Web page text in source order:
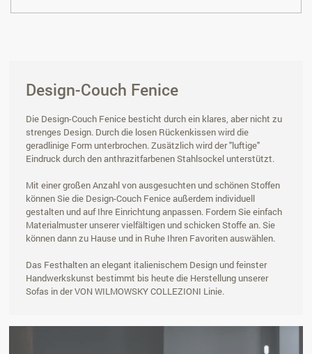
Design-Couch Fenice
Die Design-Couch Fenice besticht durch ein klares, aber nicht zu
strenges Design. Durch die losen Rückenkissen wird die
geradlinige Form unterbrochen. Zusätzlich wird der "luftige"
Eindruck durch den anthrazitfarbenen Stahlsockel unterstützt.
Mit einer großen Anzahl von ausgesuchten und schönen Stoffen
können Sie die Design-Couch Fenice außerdem individuell
gestalten und auf Ihre Einrichtung anpassen. Fordern Sie einfach
Materialmuster unserer vielfältigen und schicken Stoffe an. Sie
können dann zu Hause und in Ruhe Ihren Favoriten auswählen.
Das Festhalten an elegant italienischem Design und feinster
Handwerkskunst bestimmt bis heute die Herstellung unserer
Sofas in der VON WILMOWSKY COLLEZIONI Linie.